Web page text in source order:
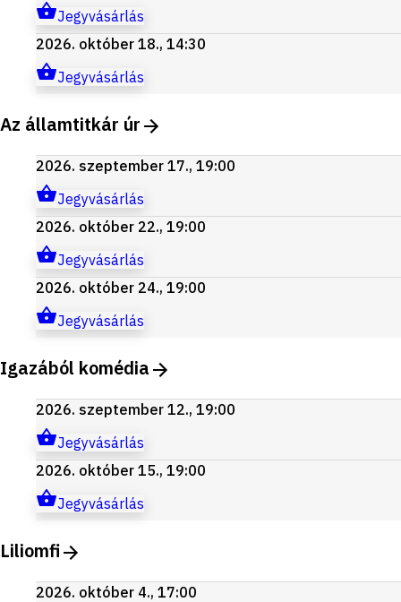
Jegyvásárlás
2026. október 18., 14:30
Jegyvásárlás
Az államtitkár úr
2026. szeptember 17., 19:00
Jegyvásárlás
2026. október 22., 19:00
Jegyvásárlás
2026. október 24., 19:00
Jegyvásárlás
Igazából komédia
2026. szeptember 12., 19:00
Jegyvásárlás
2026. október 15., 19:00
Jegyvásárlás
Liliomfi
2026. október 4., 17:00